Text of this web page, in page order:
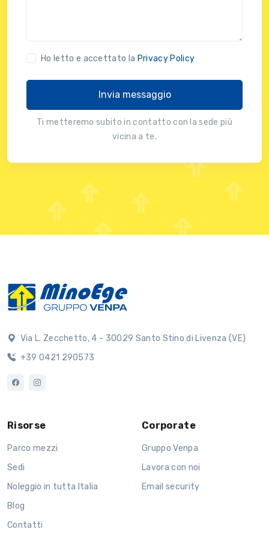
Ho letto e accettato la Privacy Policy
Invia messaggio
Ti metteremo subito in contatto con la sede più
vicina a te.
Via L. Zecchetto, 4 - 30029 Santo Stino di Livenza (VE)
+39 0421 290573
Risorse
Parco mezzi
Sedi
Noleggio in tutta Italia
Blog
Contatti
Corporate
Gruppo Venpa
Lavora con noi
Email security